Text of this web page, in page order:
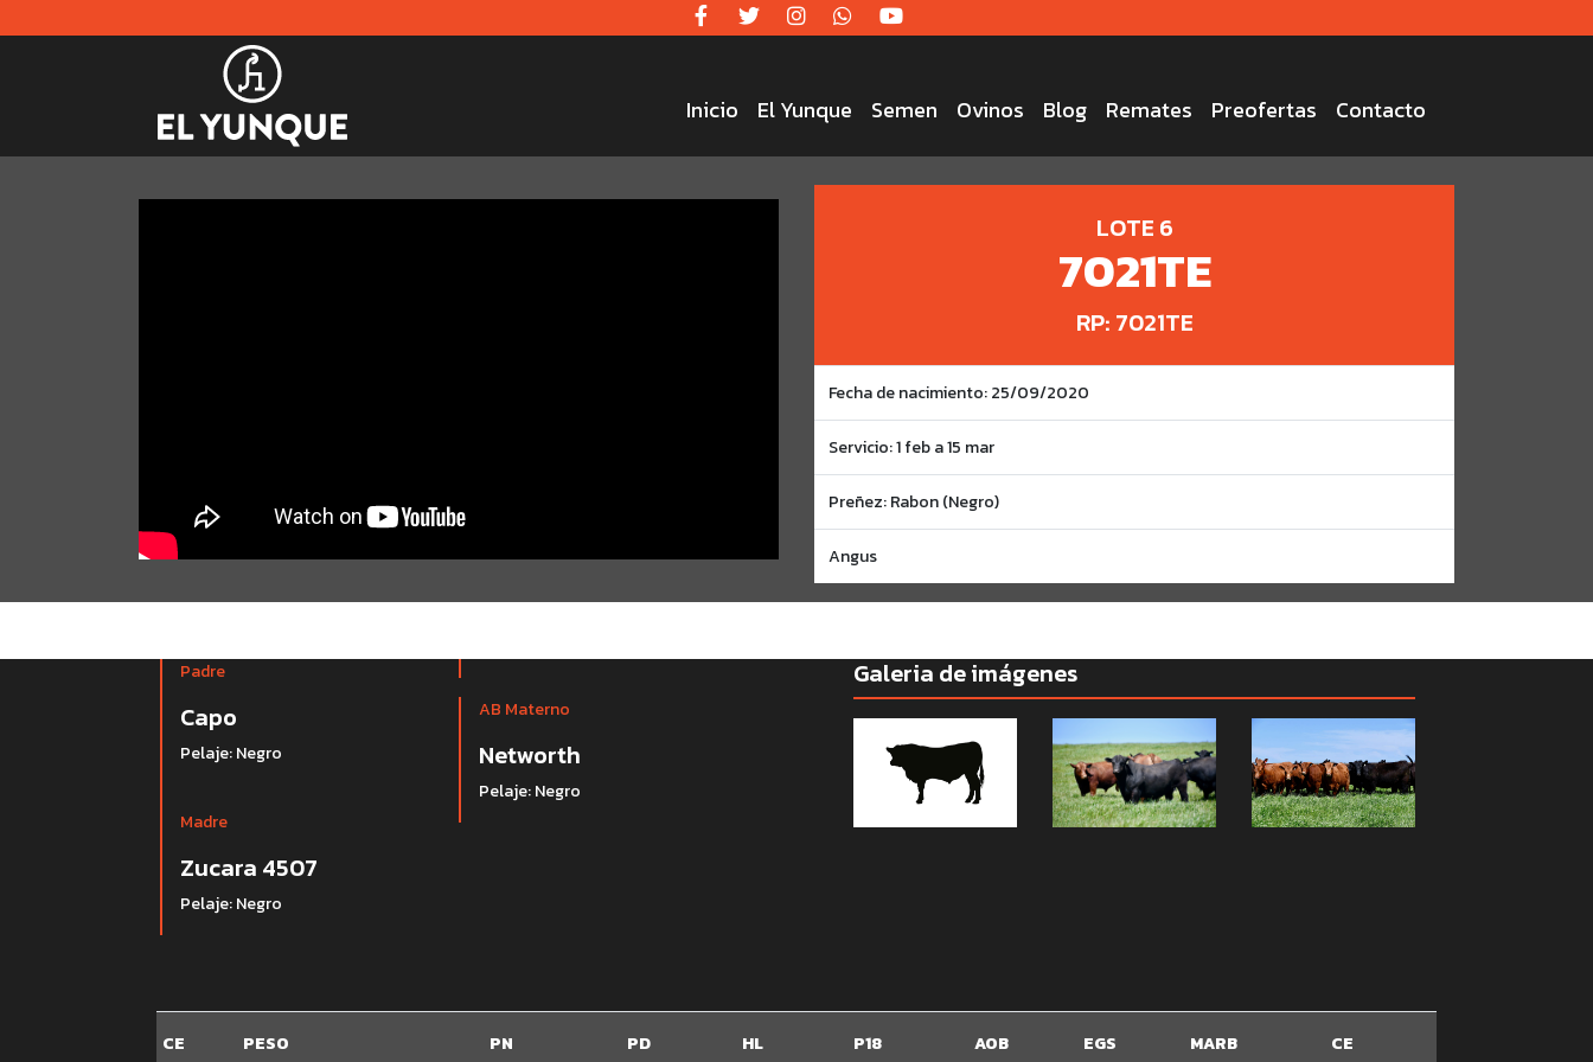
Inicio El Yunque Semen Ovinos Blog Remates Preofertas Contacto
LOTE 6
7021TE
RP: 7021TE
Fecha de nacimiento: 25/09/2020
Servicio: 1 feb a 15 mar
Preñez: Rabon (Negro)
Angus
Padre
Capo
Pelaje: Negro
Madre
Zucara 4507
Pelaje: Negro
AB Materno
Networth
Pelaje: Negro
Galeria de imágenes
CE PESO PN PD HL P18 AOB EGS MARB CE